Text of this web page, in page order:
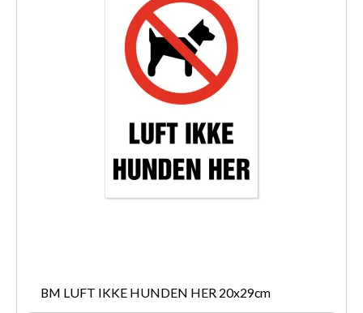
BM LUFT IKKE HUNDEN HER 20x29cm